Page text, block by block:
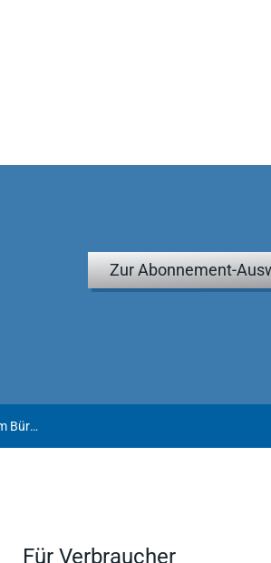
Zur Abonnement-
Fortschreibung der Regelbedarfe in der Sozialhilfe und beim Bürgergeld
Für Verbraucher